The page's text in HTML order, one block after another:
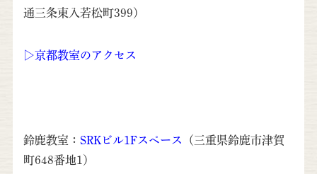
通三条東入若松町399）
▷京都教室のアクセス
鈴鹿教室： SRKビル1Fスペース
（三重県鈴鹿市津賀
町648番地1）